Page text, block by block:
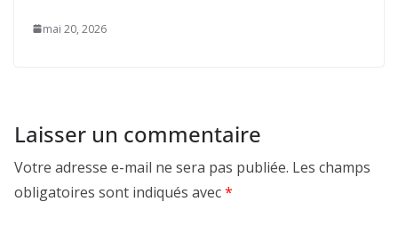
mai 20, 2026
Laisser un commentaire
Votre adresse e-mail ne sera pas publiée. Les champs
obligatoires sont indiqués avec*